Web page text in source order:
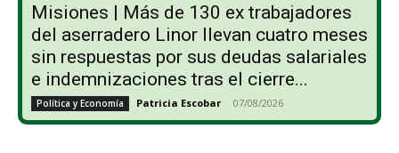
Misiones | Más de 130 ex trabajadores
del aserradero Linor llevan cuatro meses
sin respuestas por sus deudas salariales
e indemnizaciones tras el cierre...
Política y Economía Patricia Escobar - 07/08/2026